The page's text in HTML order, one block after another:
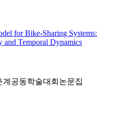
for Bike-Sharing Systems:
and Temporal Dynamics
공동학술대회논문집